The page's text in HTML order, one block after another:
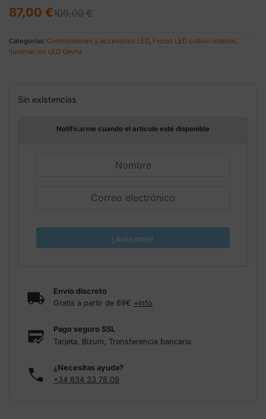
109,00€
El
precio
era:
109,00 €.
87,00 €
El
precio
es:
87,00 €.
Categorías: Controladores y accesorios LED, Focos LED cultivo interior,
Iluminación LED Gavita
Sin existencias
Notificarme cuando el artículo esté disponible
¡Avísame!
Envío discreto
Gratis a partir de 69€ +info
Pago seguro SSL
Tarjeta, Bizum, Transferencia bancaria
¿Necesitas ayuda?
+34 634 33 78 09